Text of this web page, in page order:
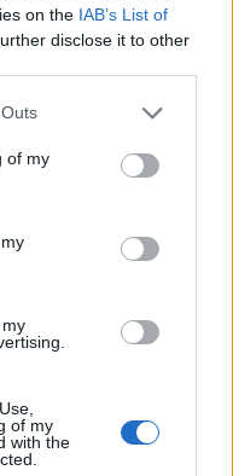
on the IAB’s List of
disclose it to other
one or more Google
You may click to
its third-party tags to
in below Google
of my
of my
with the
το ΔΝΤ
οι
διοίκηση δεν
και ισχυρή
δικτύου των
τον αριθμό